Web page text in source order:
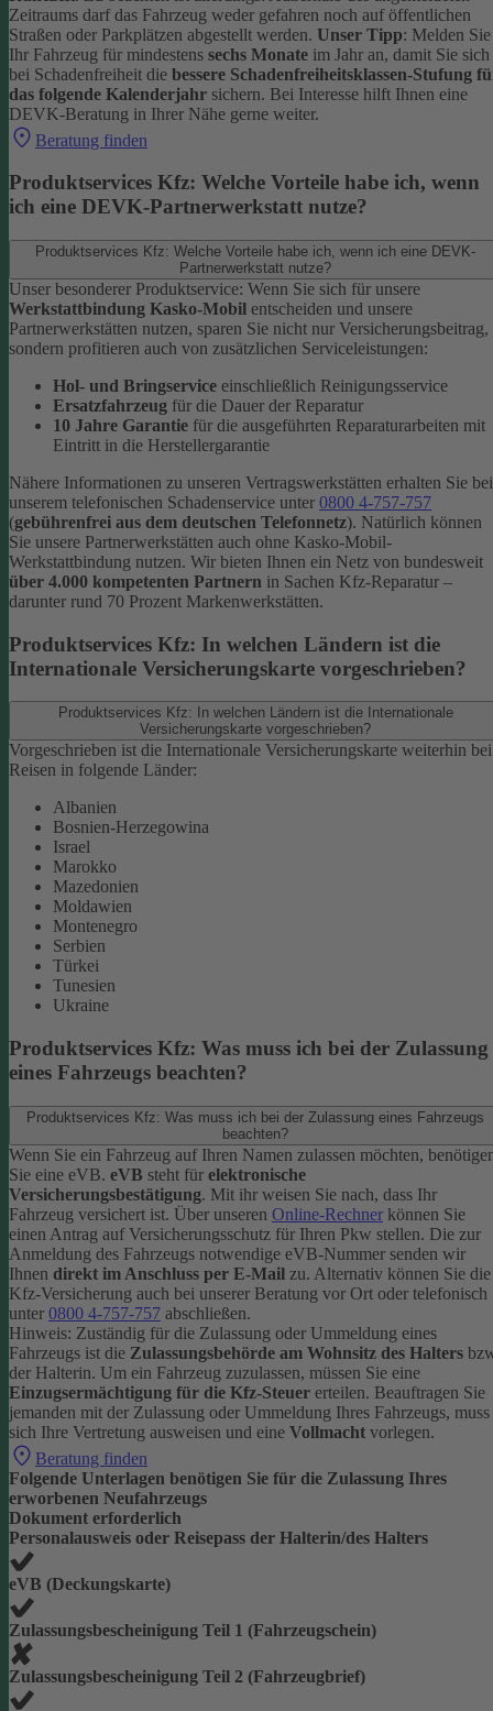
Zeitraums darf das Fahrzeug weder gefahren noch auf öffentlichen
Straßen oder Parkplätzen abgestellt werden. Unser Tipp: Melden Sie
Ihr Fahrzeug für mindestens sechs Monate im Jahr an, damit Sie sich
bei Schadenfreiheit die bessere Schadenfreiheitsklassen-Stufung
das folgende Kalenderjahr sichern. Bei Interesse hilft Ihnen eine
DEVK-Beratung in Ihrer Nähe gerne weiter.
Beratung finden
Produktservices Kfz: Welche Vorteile habe ich, wenn
ich eine DEVK-Partnerwerkstatt nutze?
Produktservices Kfz: Welche Vorteile habe ich, wenn ich eine DEVK-
Partnerwerkstatt nutze?
Unser besonderer Produktservice: Wenn Sie sich für unsere
Werkstattbindung Kasko-Mobil entscheiden und unsere
Partnerwerkstätten nutzen, sparen Sie nicht nur Versicherungsbeitrag,
sondern profitieren auch von zusätzlichen Serviceleistungen:
Hol- und Bringservice einschließlich Reinigungsservice
Ersatzfahrzeug für die Dauer der Reparatur
10 Jahre Garantie für die ausgeführten Reparaturarbeiten mit
Eintritt in die Herstellergarantie
Nähere Informationen zu unseren Vertragswerkstätten erhalten Sie bei
unserem telefonischen Schadenservice unter 0800 4-757-757
(gebührenfrei aus dem deutschen Telefonnetz). Natürlich können
Sie unsere Partnerwerkstätten auch ohne Kasko-Mobil-
Werkstattbindung nutzen. Wir bieten Ihnen ein Netz von bundesweit
über 4.000 kompetenten Partnern in Sachen Kfz-Reparatur –
darunter rund 70 Prozent Markenwerkstätten.
Produktservices Kfz: In welchen Ländern ist die
Internationale Versicherungskarte vorgeschrieben?
Produktservices Kfz: In welchen Ländern ist die Internationale
Versicherungskarte vorgeschrieben?
Vorgeschrieben ist die Internationale Versicherungskarte weiterhin bei
Reisen in folgende Länder:
Albanien
Bosnien-Herzegowina
Israel
Marokko
Mazedonien
Moldawien
Montenegro
Serbien
Türkei
Tunesien
Ukraine
Produktservices Kfz: Was muss ich bei der Zulassung
eines Fahrzeugs beachten?
Produktservices Kfz: Was muss ich bei der Zulassung eines Fahrzeugs
beachten?
Wenn Sie ein Fahrzeug auf Ihren Namen zulassen möchten,
Sie eine eVB. eVB steht für elektronische
Versicherungsbestätigung. Mit ihr weisen Sie nach, dass Ihr
Fahrzeug versichert ist. Über unseren Online-Rechner können Sie
einen Antrag auf Versicherungsschutz für Ihren Pkw stellen. Die zur
Anmeldung des Fahrzeugs notwendige eVB-Nummer senden wir
Ihnen direkt im Anschluss per E-Mail zu. Alternativ können Sie die
Kfz-Versicherung auch bei unserer Beratung vor Ort oder telefonisch
unter 0800 4-757-757 abschließen.
Hinweis: Zuständig für die Zulassung oder Ummeldung eines
Fahrzeugs ist die Zulassungsbehörde am Wohnsitz des Halters
der Halterin. Um ein Fahrzeug zuzulassen, müssen Sie eine
Einzugsermächtigung für die Kfz-Steuer erteilen. Beauftragen Sie
jemanden mit der Zulassung oder Ummeldung Ihres Fahrzeugs, muss
sich Ihre Vertretung ausweisen und eine Vollmacht vorlegen.
Beratung finden
Folgende Unterlagen benötigen Sie für die Zulassung Ihres
erworbenen Neufahrzeugs
Dokument erforderlich
Personalausweis oder Reisepass der Halterin/des Halters
eVB (Deckungskarte)
Zulassungsbescheinigung Teil 1 (Fahrzeugschein)
Zulassungsbescheinigung Teil 2 (Fahrzeugbrief)